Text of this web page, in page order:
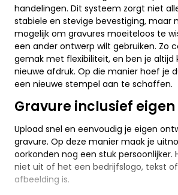
handelingen. Dit systeem zorgt niet
stabiele en stevige bevestiging, maar
mogelijk om gravures moeiteloos te
een ander ontwerp wilt gebruiken. Zo
gemak met flexibiliteit, en ben je altijd
nieuwe afdruk. Op die manier hoef je
een nieuwe stempel aan te schaffen.
Gravure inclusief
Upload snel en eenvoudig je eigen
gravure. Op deze manier maak je
oorkonden nog een stuk persoonlijker.
niet uit of het een bedrijfslogo, tekst
afbeelding is.